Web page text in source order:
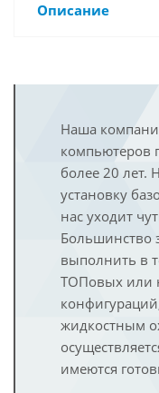
Описание
Наша
компьютеров
более 20 лет.
установку
нас уходит
Большинство
выполнить в
ТОПовых или
жидкостным
имеются